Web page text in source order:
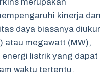
kinerja dan
daya biasanya diukur
atau megawatt (MW),
listrik yang dapat
waktu tertentu.